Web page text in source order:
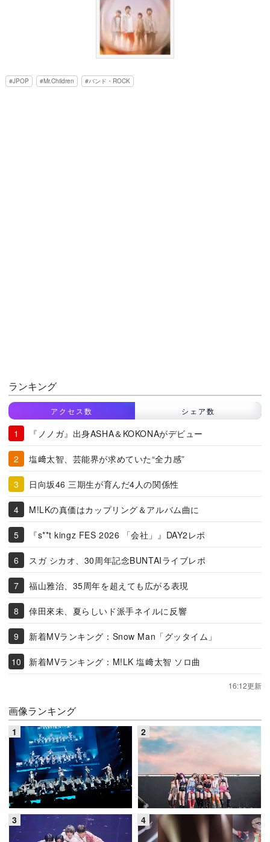
JPOP Mr.Children バンド・ROCK
ランキング
アクセス数 シェア数
『ノノガ』出身ASHA＆KOKONAがデビュー
塩﨑太智、芸能界が求めていた“全力感”
日向坂46 三期生が育んだ4人の関係性
M!LKの真価はカップリング＆アルバム曲に
『s**t kingz FES 2026 「会社」』DAY2レポ
スガ シカオ、30周年記念BUNTAIライブレポ
福山雅治、35周年を超えても広がる表現
倖田來未、夏らしいド派手ネイルに反響
新着MVランキング：Snow Man「グッタイム」
新着MVランキング：M!LK 塩﨑太智 ソロ曲
16:12更新
画像ランキング